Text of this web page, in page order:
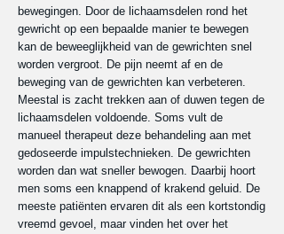
bewegingen. Door de lichaamsdelen rond het
gewricht op een bepaalde manier te bewegen
kan de beweeglijkheid van de gewrichten snel
worden vergroot. De pijn neemt af en de
beweging van de gewrichten kan verbeteren.
Meestal is zacht trekken aan of duwen tegen de
lichaamsdelen voldoende. Soms vult de
manueel therapeut deze behandeling aan met
gedoseerde impulstechnieken. De gewrichten
worden dan wat sneller bewogen. Daarbij hoort
men soms een knappend of krakend geluid. De
meeste patiënten ervaren dit als een kortstondig
vreemd gevoel, maar vinden het over het